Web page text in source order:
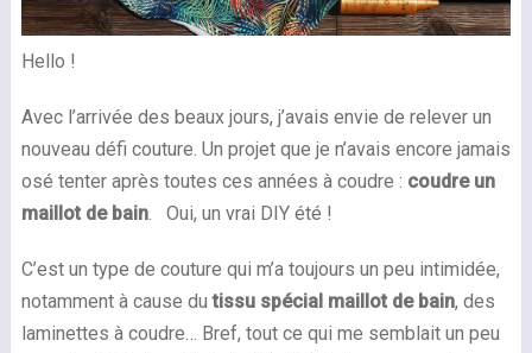
Hello !
Avec l’arrivée des beaux jours, j’avais envie de relever un
nouveau défi couture. Un projet que je n’avais encore jamais
osé tenter après toutes ces années à coudre : coudre un
maillot de bain. Oui, un vrai DIY été !
C’est un type de couture qui m’a toujours un peu intimidée,
notamment à cause dutissu spécial maillot de bain, des
laminettes à coudre… Bref, tout ce qui me semblait un peu